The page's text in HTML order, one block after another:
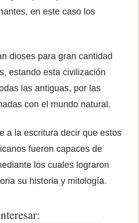
en este caso los
dioses para gran cantidad
estando esta civilización
las antiguas, por las
con el mundo natural.
a la escritura decir que estos
fueron capaces de
los cuales lograron
su historia y mitología.